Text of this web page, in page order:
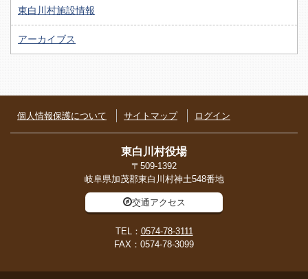
東白川村施設情報
アーカイブス
個人情報保護について サイトマップ ログイン
東白川村役場
〒509-1392
岐阜県加茂郡東白川村神土548番地
交通アクセス
TEL： 0574-78-3111
FAX：0574-78-3099